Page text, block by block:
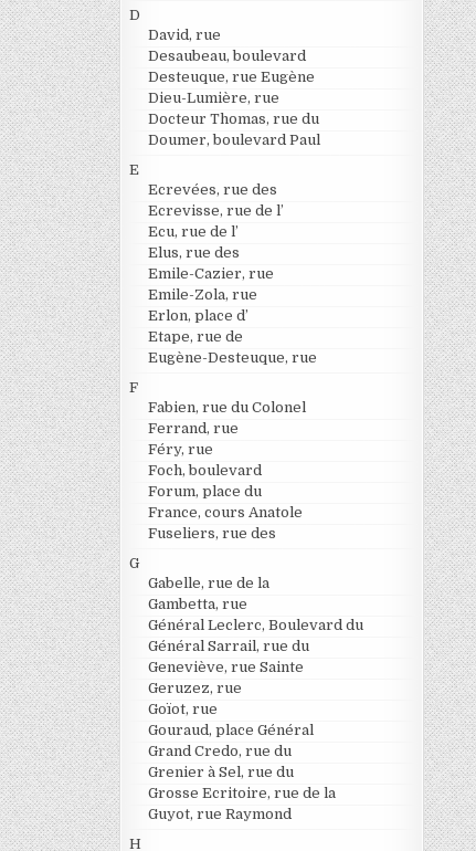
D
David, rue
Desaubeau, boulevard
Desteuque, rue Eugène
Dieu-Lumière, rue
Docteur Thomas, rue du
Doumer, boulevard Paul
E
Ecrevées, rue des
Ecrevisse, rue de l’
Ecu, rue de l’
Elus, rue des
Emile-Cazier, rue
Emile-Zola, rue
Erlon, place d’
Etape, rue de
Eugène-Desteuque, rue
F
Fabien, rue du Colonel
Ferrand, rue
Féry, rue
Foch, boulevard
Forum, place du
France, cours Anatole
Fuseliers, rue des
G
Gabelle, rue de la
Gambetta, rue
Général Leclerc, Boulevard du
Général Sarrail, rue du
Geneviève, rue Sainte
Geruzez, rue
Goïot, rue
Gouraud, place Général
Grand Credo, rue du
Grenier à Sel, rue du
Grosse Ecritoire, rue de la
Guyot, rue Raymond
H